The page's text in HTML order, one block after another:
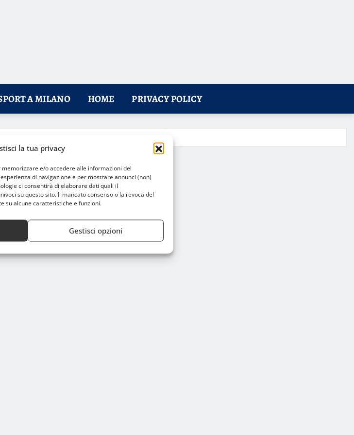
la tua privacy
e/o accedere alle informazioni del
di navigazione e per mostrare annunci (non)
ci consentirà di elaborare dati quali il
su questo sito. Il mancato consenso o la revoca del
su alcune caratteristiche e funzioni.
Gestisci opzioni
A MILANO HOME PRIVACY POLICY